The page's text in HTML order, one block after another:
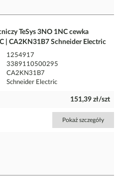
TeSys 3NO 1NC cewka
| CA2KN31B7 Schneider Electric
1254917
3389110500295
CA2KN31B7
Schneider Electric
151,39 zł/szt
Pokaż szczegóły